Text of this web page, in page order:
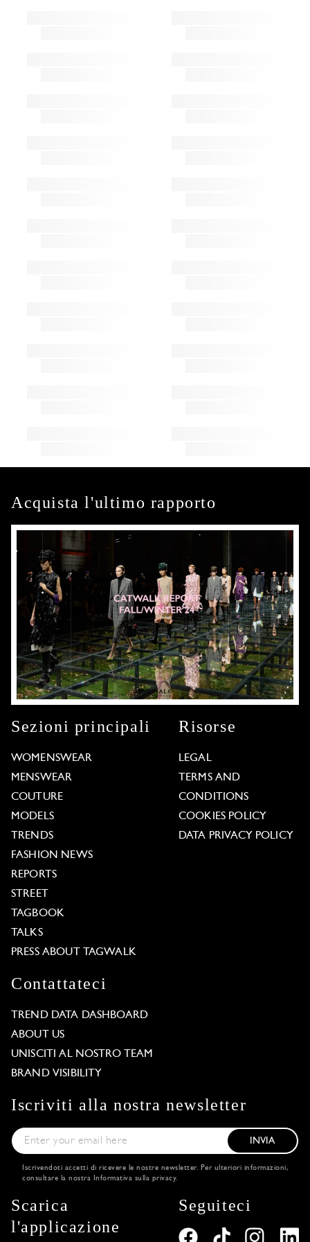
Acquista l'ultimo rapporto
Sezioni principali
WOMENSWEAR
MENSWEAR
COUTURE
MODELS
TRENDS
FASHION NEWS
REPORTS
STREET
TAGBOOK
TALKS
PRESS ABOUT TAGWALK
Risorse
LEGAL
TERMS AND
CONDITIONS
COOKIES POLICY
DATA PRIVACY POLICY
Contattateci
TREND DATA DASHBOARD
ABOUT US
UNISCITI AL NOSTRO TEAM
BRAND VISIBILITY
Iscriviti alla nostra newsletter
INVIA
Iscrivendoti accetti di ricevere le nostre newsletter. Per ulteriori informazioni,
consultare la nostra
Informativa sulla privacy.
Scarica
l'applicazione
Seguiteci